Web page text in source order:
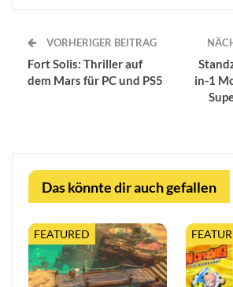
VORHERIGER BEITRAG
Fort Solis: Thriller auf
dem Mars für PC und PS5
in-1
Das könnte dir auch gefallen
FEATURED